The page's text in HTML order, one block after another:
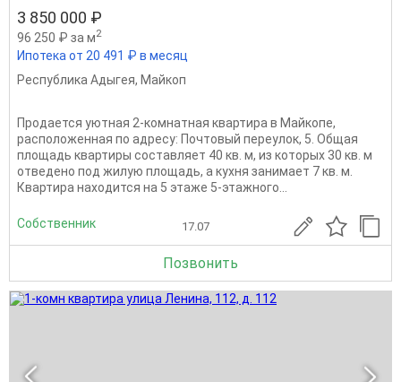
3 850 000 ₽
96 250 ₽ за м2
Ипотека от 20 491 ₽ в месяц
Республика Адыгея, Майкоп
Продается уютная 2-комнатная квартира в Майкопе,
расположенная по адресу: Почтовый переулок, 5. Общая
площадь квартиры составляет 40 кв. м, из которых 30 кв. м
отведено под жилую площадь, а кухня занимает 7 кв. м.
Квартира находится на 5 этаже 5-этажного...
Собственник 17.07
Позвонить